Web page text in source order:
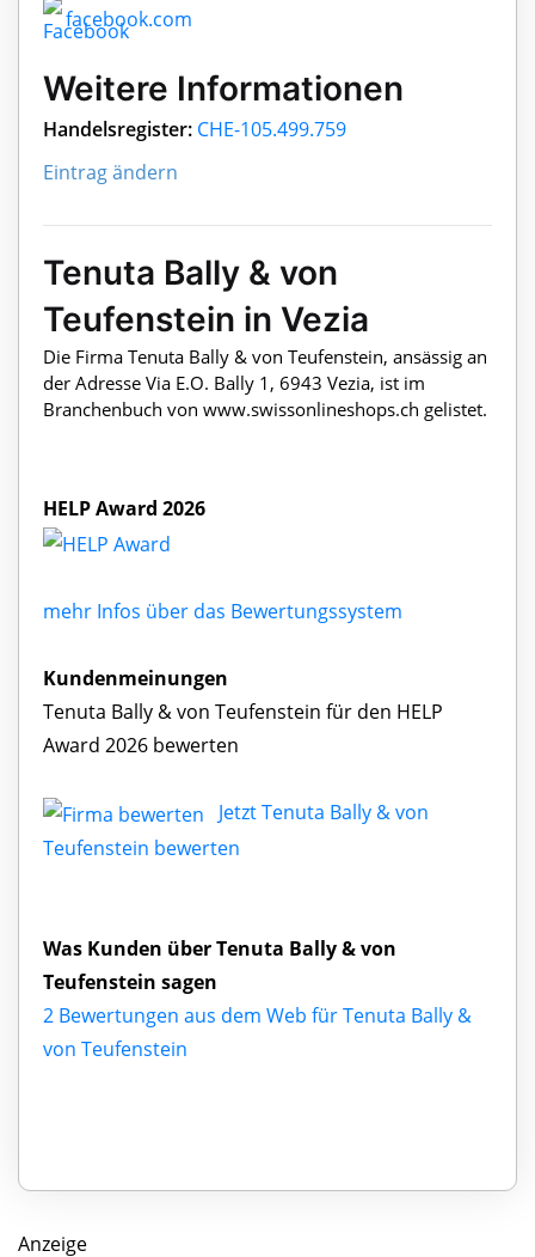
facebook.com
Weitere Informationen
Handelsregister: CHE-105.499.759
Eintrag ändern
Tenuta Bally & von
Teufenstein in Vezia
Die Firma Tenuta Bally & von Teufenstein, ansässig an
der Adresse Via E.O. Bally 1, 6943 Vezia, ist im
Branchenbuch von www.swissonlineshops.ch gelistet.
HELP Award 2026
mehr Infos über das Bewertungssystem
Kundenmeinungen
Tenuta Bally & von Teufenstein für den HELP
Award 2026 bewerten
Jetzt Tenuta Bally & von
Teufenstein bewerten
Was Kunden über Tenuta Bally & von
Teufenstein sagen
2 Bewertungen aus dem Web für Tenuta Bally &
von Teufenstein
Anzeige